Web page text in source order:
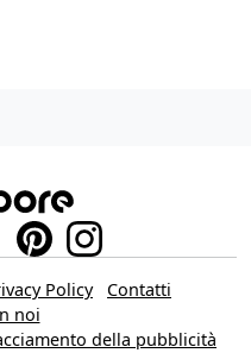
Policy
Contatti
noi
della pubblicità